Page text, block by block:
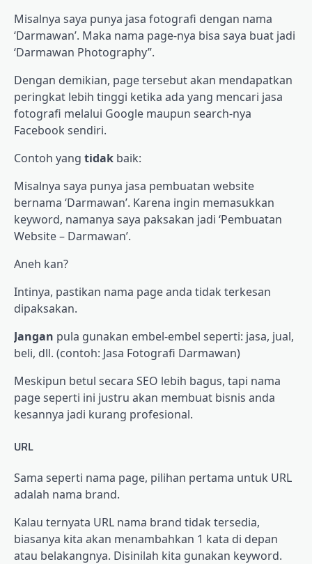
Misalnya saya punya jasa fotografi dengan nama
‘Darmawan’. Maka nama page-nya bisa saya buat jadi
‘Darmawan Photography”.
Dengan demikian, page tersebut akan mendapatkan
peringkat lebih tinggi ketika ada yang mencari jasa
fotografi melalui Google maupun search-nya
Facebook sendiri.
Contoh yang tidak baik:
Misalnya saya punya jasa pembuatan website
bernama ‘Darmawan’. Karena ingin memasukkan
keyword, namanya saya paksakan jadi ‘Pembuatan
Website – Darmawan’.
Aneh kan?
Intinya, pastikan nama page anda tidak terkesan
dipaksakan.
Jangan pula gunakan embel-embel seperti: jasa, jual,
beli, dll. (contoh: Jasa Fotografi Darmawan)
Meskipun betul secara SEO lebih bagus, tapi nama
page seperti ini justru akan membuat bisnis anda
kesannya jadi kurang profesional.
URL
Sama seperti nama page, pilihan pertama untuk URL
adalah nama brand.
Kalau ternyata URL nama brand tidak tersedia,
biasanya kita akan menambahkan 1 kata di depan
atau belakangnya. Disinilah kita gunakan keyword.